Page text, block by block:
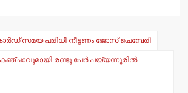
സമയ പരിധി നീട്ടണം ജോസ് ചെമ്പേരി
രണ്ടു പേര്‍ പയ്യന്നൂരില്‍